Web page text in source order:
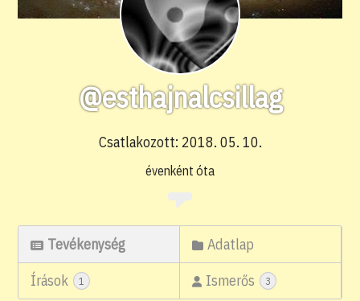
@esthajnalcsillag
Csatlakozott: 2018. 05. 10.
évenként óta
Tevékenység
Adatlap
Írások
1 Ismerős 3